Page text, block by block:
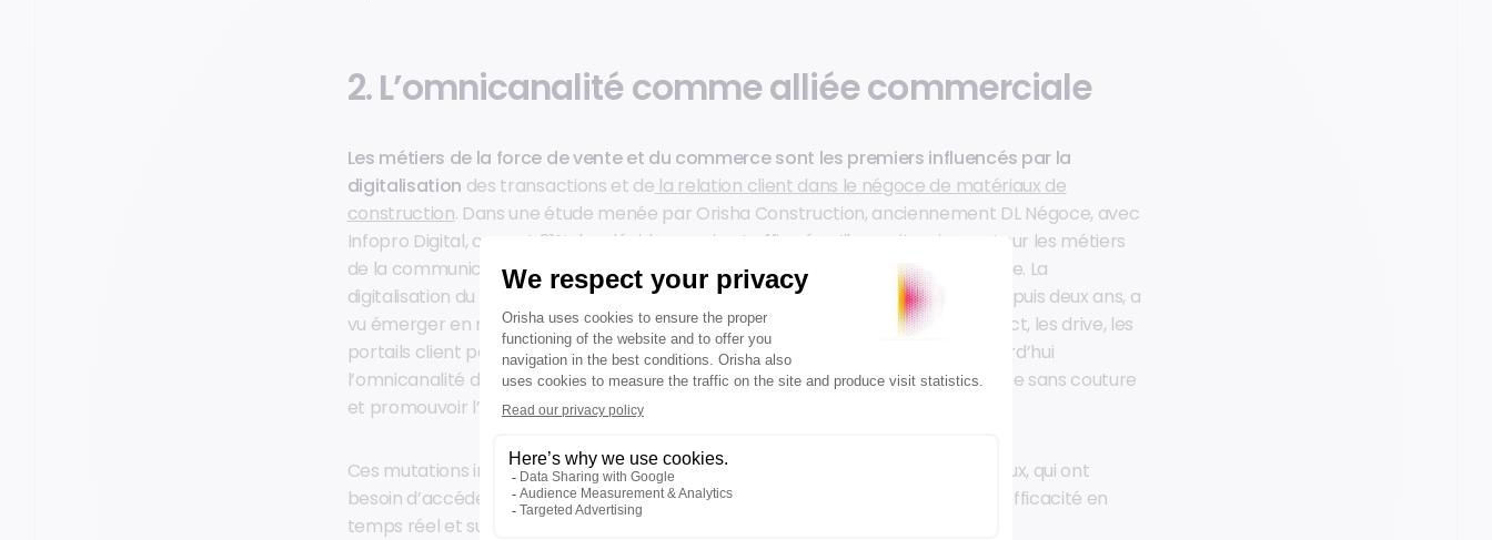
2. L’omnicanalité comme alliée commerciale
Les métiers de la force de vente et du commerce sont les premiers influencés par la
digitalisation des transactions et de la relation client dans le négoce de matériaux de
construction. Dans une étude menée par Orisha Construction, anciennement DL Négoce, avec
Infopro Digital, ce sont 81% des décideurs qui ont affirmé qu’il y avait un impact sur les métiers
de la communication et du marketing, 80% sur ceux de la vente et du commerce. La
digitalisation du parcours d’achat, fortement accélérée par la crise sanitaire depuis deux ans, a
vu émerger en masse les plateformes e-commerce, les dispositifs click & collect, les drive, les
portails client personnalisés… Face à l’exigence des clients, le négoce vise aujourd’hui
l’omnicanalité dans la gestion de la relation client, pour proposer une expérience sans couture
et promouvoir l’offre au bon endroit et au bon moment.
Ces mutations impactent directement les vendeurs conseils et les commerciaux, qui ont
besoin d’accéder à toutes les informations dont ils ont besoin, pour gagner en efficacité en
temps réel et sur le terrain.